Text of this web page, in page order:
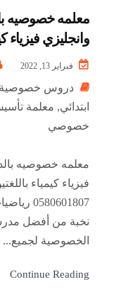
وانجليزي فيزياء
فبراير 13, 2022
دروس خصوصية
ابتدائي, معلمة
خصوصي
فيزياء كيمياء
نخبة من أفضل
الخصوصية لجميع...
Continue Reading